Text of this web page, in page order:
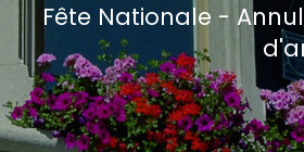
Fête Nationale -